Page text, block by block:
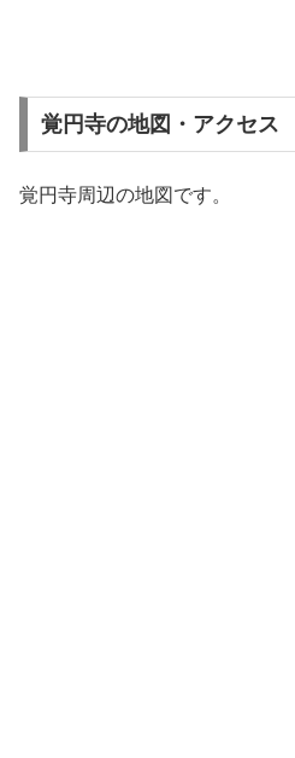
覚円寺の地図・アクセス
覚円寺周辺の地図です。